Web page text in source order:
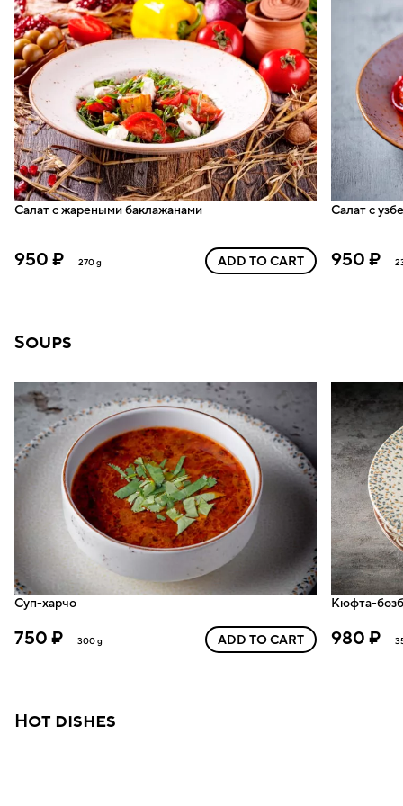
Салат с жареными баклажанами
950 ₽ 270 g ADD TO CART
Салат с
950 ₽
Soups
Суп-харчо
750 ₽ 300 g ADD TO CART
Кюфта-
980 ₽
Hot dishes